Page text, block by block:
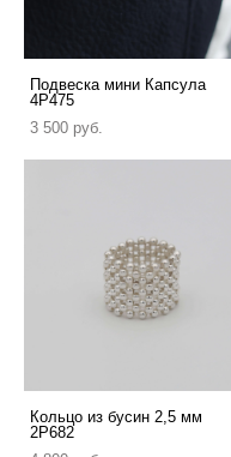
Подвеска мини Капсула
4P475
3 500 pуб.
Кольцо из бусин 2,5 мм
2P682